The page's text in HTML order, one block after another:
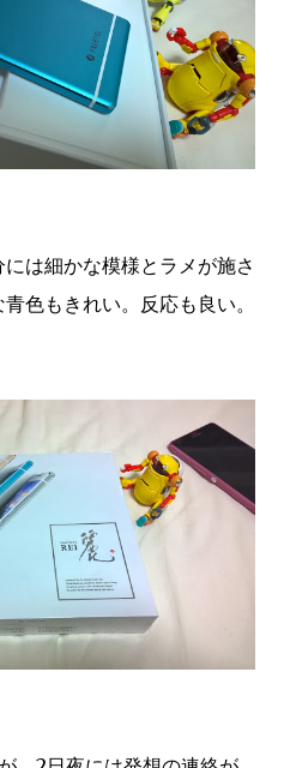
は細かな模様とラメが施さ
色もきれい。反応も良い。